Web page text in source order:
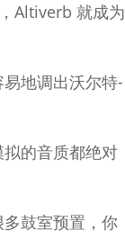
Altiverb 就成为
地调出沃尔特-
的音质都绝对
鼓室预置，你